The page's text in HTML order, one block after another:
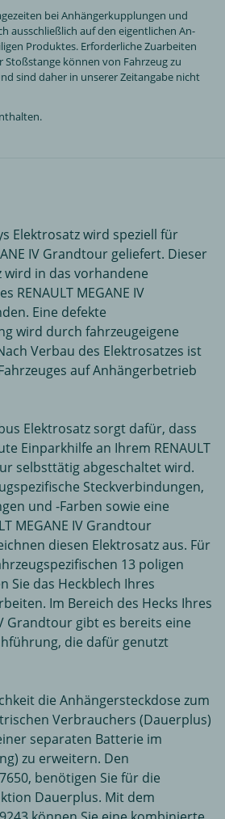
bei Anhängerkupplungen und
ausschließlich auf den eigentlichen An-
Produktes. Erforderliche Zuarbeiten
Stoßstange können von Fahrzeug zu
sind daher in unserer Zeitangabe nicht
Elektrosatz wird speziell für
IV Grandtour geliefert. Dieser
wird in das vorhandene
RENAULT MEGANE IV
Eine defekte
wird durch fahrzeugeigene
Verbau des Elektrosatzes ist
auf Anhängerbetrieb
Elektrosatz sorgt dafür, dass
Einparkhilfe an Ihrem RENAULT
selbsttätig abgeschaltet wird.
Steckverbindungen,
und -Farben sowie eine
MEGANE IV Grandtour
diesen Elektrosatz aus. Für
13 poligen
Sie das Heckblech Ihres
Im Bereich des Hecks Ihres
Grandtour gibt es bereits eine
die dafür genutzt
die Anhängersteckdose zum
Verbrauchers (Dauerplus)
separaten Batterie im
zu erweitern. Den
benötigen Sie für die
Dauerplus. Mit dem